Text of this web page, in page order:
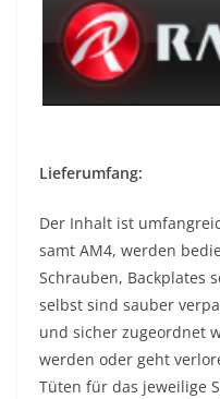
Lieferumfang:
Der Inhalt ist
samt AM4, werden
Schrauben, Backplates
selbst sind sauber
und sicher zugeordnet
werden oder geht
Tüten für das jeweilige